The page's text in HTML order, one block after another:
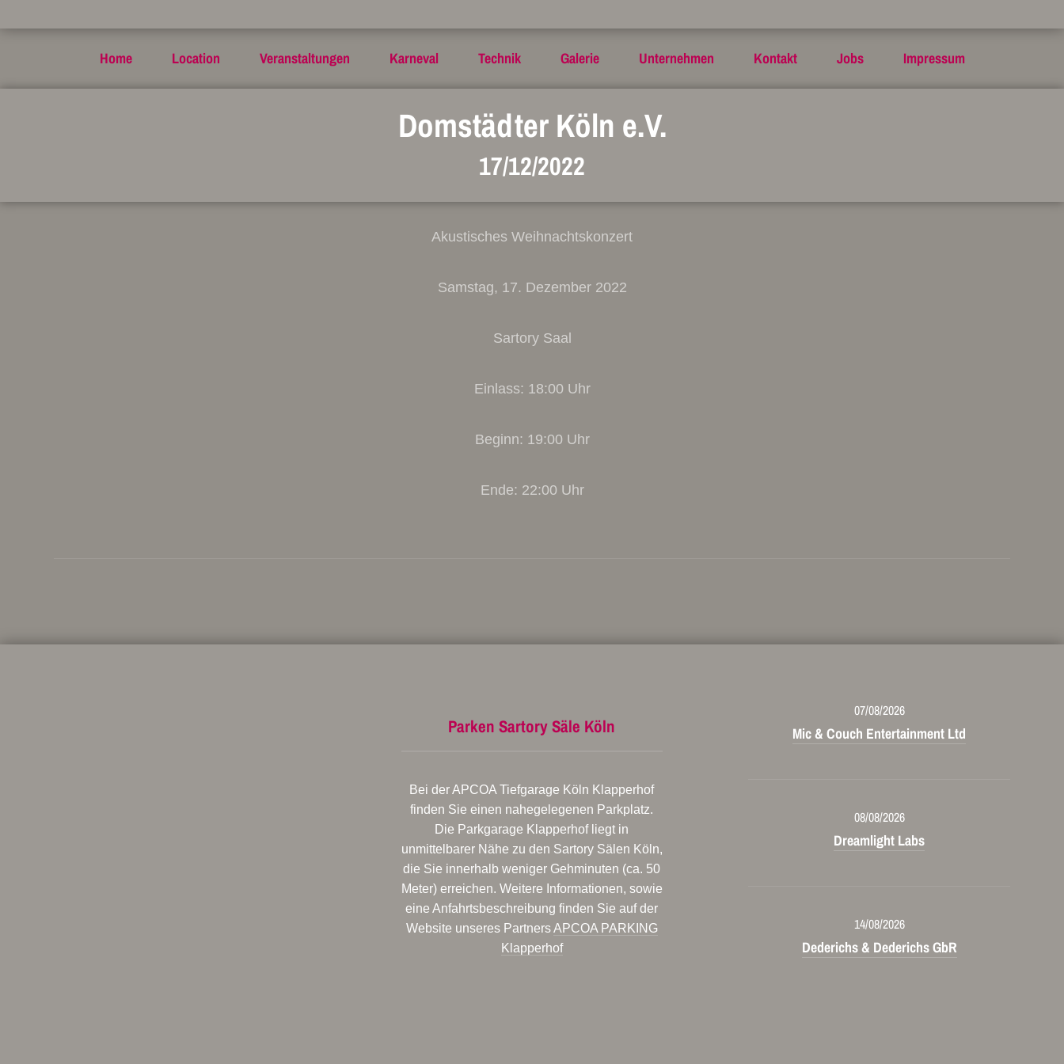
Home Location Veranstaltungen Karneval Technik Galerie Unternehmen Kontakt Jobs Impressum
Domstädter Köln e.V.
17/12/2022
Akustisches Weihnachtskonzert
Samstag, 17. Dezember 2022
Sartory Saal
Einlass: 18:00 Uhr
Beginn: 19:00 Uhr
Ende: 22:00 Uhr
Parken Sartory Säle Köln
Bei der APCOA Tiefgarage Köln Klapperhof
finden Sie einen nahegelegenen Parkplatz.
Die Parkgarage Klapperhof liegt in
unmittelbarer Nähe zu den Sartory Sälen Köln,
die Sie innerhalb weniger Gehminuten (ca. 50
Meter) erreichen. Weitere Informationen, sowie
eine Anfahrtsbeschreibung finden Sie auf der
Website unseres PartnersAPCOA PARKING
Klapperhof
07/08/2026
Mic & Couch Entertainment Ltd
08/08/2026
Dreamlight Labs
14/08/2026
Dederichs & Dederichs GbR